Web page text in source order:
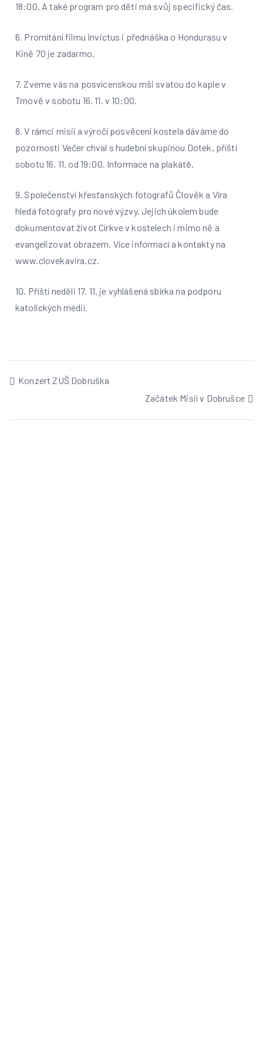
18:00. A také program pro děti má svůj specifický čas.
6. Promítání filmu Invictus i přednáška o Hondurasu v
Kině 70 je zadarmo.
7. Zveme vás na posvícenskou mši svatou do kaple v
Trnově v sobotu 16. 11. v 10:00.
8. V rámci misií a výročí posvěcení kostela dáváme do
pozornosti Večer chval s hudební skupinou Dotek, příští
sobotu 16. 11. od 19:00. Informace na plakátě.
9. Společenství křesťanských fotografů Člověk a Víra
hledá fotografy pro nové výzvy. Jejich úkolem bude
dokumentovat život Církve v kostelech i mimo ně a
evangelizovat obrazem. Více informací a kontakty na
www.clovekavira.cz.
10. Příští neděli 17. 11. je vyhlášená sbírka na podporu
katolických médií.
Konzert ZUŠ Dobruška
Začátek Misií v Dobrušce